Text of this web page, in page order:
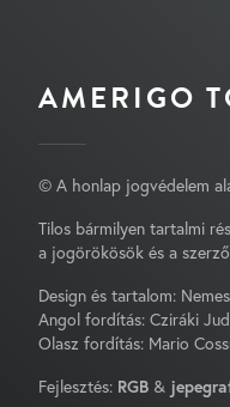
AMERIGO
© A honlap jogvédelem
Tilos bármilyen tartalmi
a jogörökösök és a
Design és tartalom:
Angol fordítás: Cziráki
Olasz fordítás: Mario
Fejlesztés: RGB &